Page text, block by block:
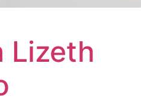
Lizeth